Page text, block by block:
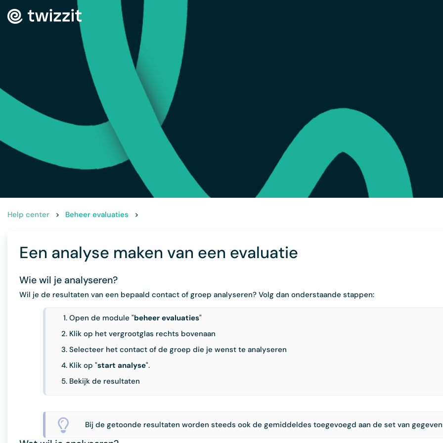
Help center > Beheer evaluaties >
Een analyse maken van een evaluatie
Wie wil je analyseren?
Wil je de resultaten van een bepaald contact of groep analyseren? Volg dan onderstaande stappen:
Open de module "beheer evaluaties"
Klik op het vergrootglas rechts bovenaan
Selecteer het contact of de groep die je wenst te analyseren
Klik op "start analyse".
Bekijk de resultaten
Bij de getoonde resultaten worden steeds ook de gemiddeldes toegevoegd aan de set van